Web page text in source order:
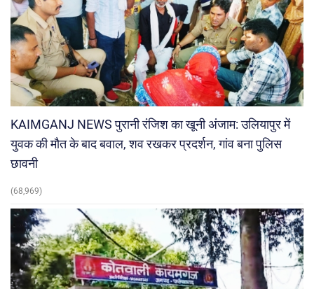
KAIMGANJ NEWS पुरानी रंजिश का खूनी अंजाम: उलियापुर में
युवक की मौत के बाद बवाल, शव रखकर प्रदर्शन, गांव बना पुलिस
छावनी
(68,969)